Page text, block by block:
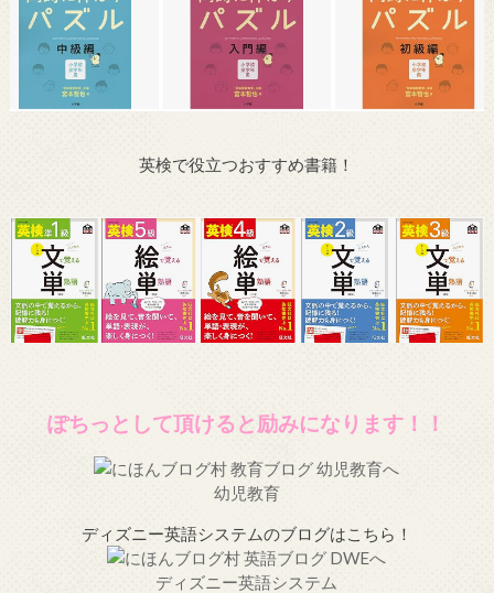
英検で役立つおすすめ書籍！
ぽちっとして頂けると励みになります！！
幼児教育
ディズニー英語システムのブログはこちら！
ディズニー英語システム